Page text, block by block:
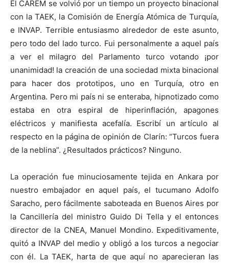
El CAREM se volvió por un tiempo un proyecto binacional
con la TAEK, la Comisión de Energía Atómica de Turquía,
e INVAP. Terrible entusiasmo alrededor de este asunto,
pero todo del lado turco. Fui personalmente a aquel país
a ver el milagro del Parlamento turco votando ¡por
unanimidad! la creación de una sociedad mixta binacional
para hacer dos prototipos, uno en Turquía, otro en
Argentina. Pero mi país ni se enteraba, hipnotizado como
estaba en otra espiral de hiperinflación, apagones
eléctricos y manifiesta acefalía. Escribí un artículo al
respecto en la página de opinión de Clarín: “Turcos fuera
de la neblina”. ¿Resultados prácticos? Ninguno.
La operación fue minuciosamente tejida en Ankara por
nuestro embajador en aquel país, el tucumano Adolfo
Saracho, pero fácilmente saboteada en Buenos Aires por
la Cancillería del ministro Guido Di Tella y el entonces
director de la CNEA, Manuel Mondino. Expeditivamente,
quitó a INVAP del medio y obligó a los turcos a negociar
con él. La TAEK, harta de que aquí no aparecieran las